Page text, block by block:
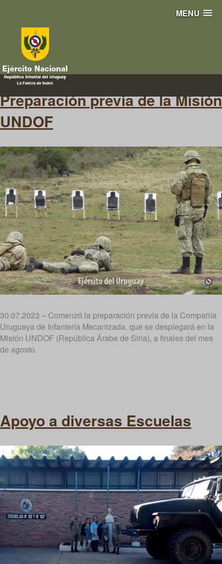
MENU
MilitaresenAcción
Preparación previa de la Misión
UNDOF
30.07.2023 – Comenzó la preparación previa de la Compañía
Uruguaya de Infantería Mecanizada, que se desplegará en la
Misión UNDOF (República Árabe de Siria), a finales del mes
de agosto.
Apoyo a diversas Escuelas